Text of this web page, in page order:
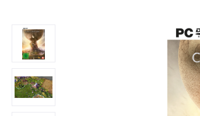
Bildergalerie überspringen